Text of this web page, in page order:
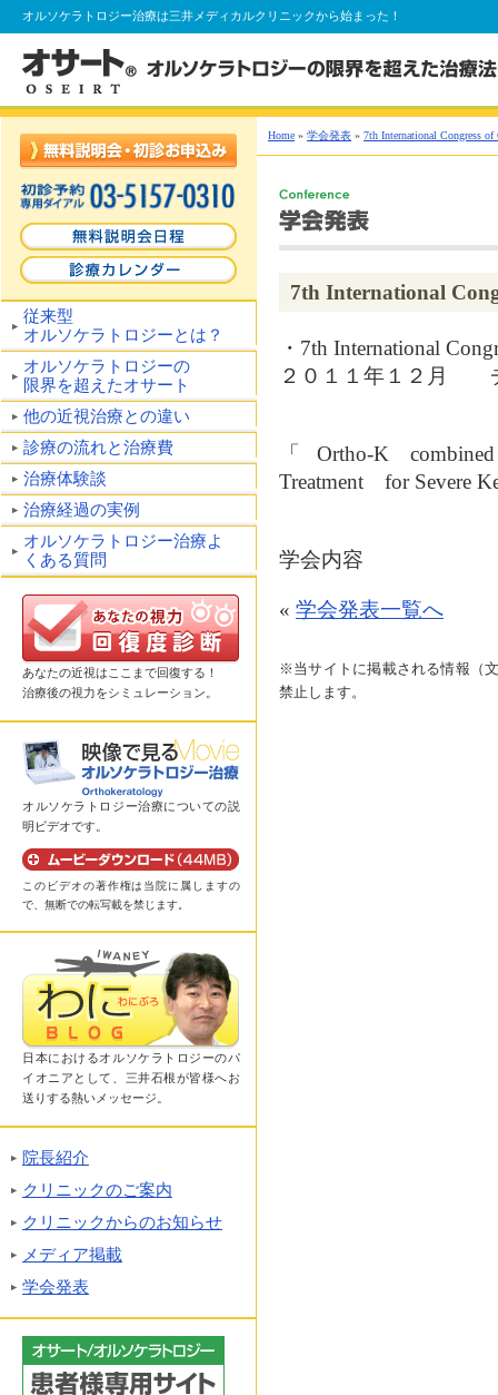
オルソケラトロジー治療は三井メディカルクリニックから始まった！
従来型
オルソケラトロジーとは？
オルソケラトロジーの
限界を超えたオサート
他の近視治療との違い
診療の流れと治療費
治療体験談
治療経過の実例
オルソケラトロジー治療よ
くある質問
あなたの近視はここまで回復する！
治療後の視力をシミュレーション。
オルソケラトロジー治療についての説
明ビデオです。
このビデオの著作権は当院に属しますの
で、無断での転写載を禁じます。
日本におけるオルソケラトロジーのパ
イオニアとして、三井石根が皆様へお
送りする熱いメッセージ。
院長紹介
クリニックのご案内
クリニックからのお知らせ
メディア掲載
学会発表
Home » 学会発表 » 7th International Congress
7th International
・7th International
２０１１年１２月
「Ortho-K
Treatment for Severe
学会内容
« 学会発表一覧へ
※当サイトに掲載される情報（
禁止します。